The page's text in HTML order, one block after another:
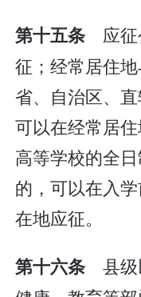
第十五条 应征
征；经常居住
省、自治区、
可以在经常居
高等学校的全
的，可以在入
在地应征。
第十六条 县级